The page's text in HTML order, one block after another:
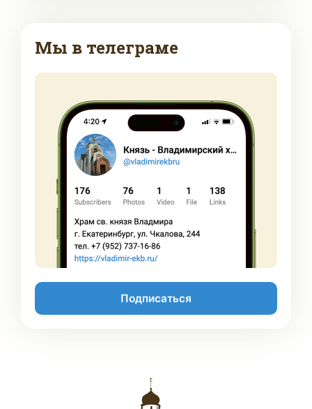
Мы в телеграме
Подписаться